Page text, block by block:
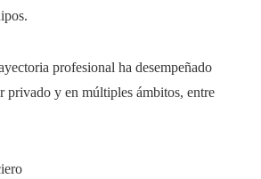
profesional ha desempeñado
privado y en múltiples ámbitos, entre